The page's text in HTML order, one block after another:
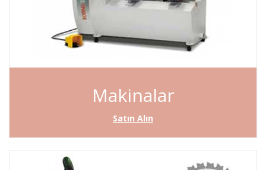
Makinalar
Satın Alın